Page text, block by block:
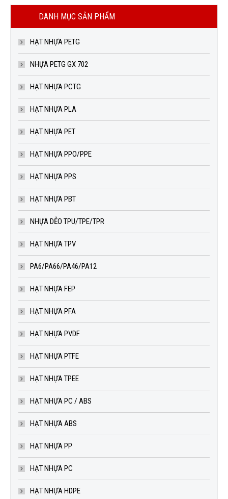
DANH MỤC SẢN PHẨM
HẠT NHỰA PETG
NHỰA PETG GX 702
HẠT NHỰA PCTG
HẠT NHỰA PLA
HẠT NHỰA PET
HẠT NHỰA PPO/PPE
HẠT NHỰA PPS
HẠT NHỰA PBT
NHỰA DẺO TPU/TPE/TPR
HẠT NHỰA TPV
PA6/PA66/PA46/PA12
HẠT NHỰA FEP
HẠT NHỰA PFA
HẠT NHỰA PVDF
HẠT NHỰA PTFE
HẠT NHỰA TPEE
HẠT NHỰA PC / ABS
HẠT NHỰA ABS
HẠT NHỰA PP
HẠT NHỰA PC
HẠT NHỰA HDPE